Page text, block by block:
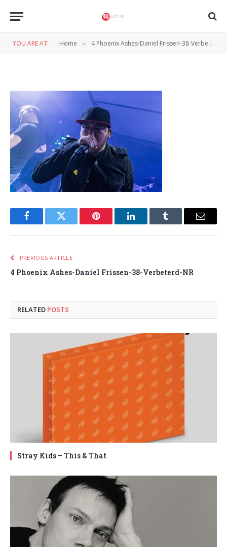
YOU ARE AT: Home » 4 Phoenix Ashes-Daniel Frissen-38-Verbeterd-NR
4 Phoenix Ashes-Daniel
FacebookTwitter Pinterest LinkedInTumblr Email
PREVIOUS ARTICLE
4 Phoenix Ashes-Daniel Frissen-38-Verbeterd-NR
RELATED POSTS
Stray Kids – This & That